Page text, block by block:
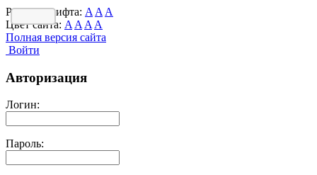
Размер шрифта: A A A
Цвет сайта: A A A A
Полная версия сайта
Войти
Авторизация
Логин:
Пароль: